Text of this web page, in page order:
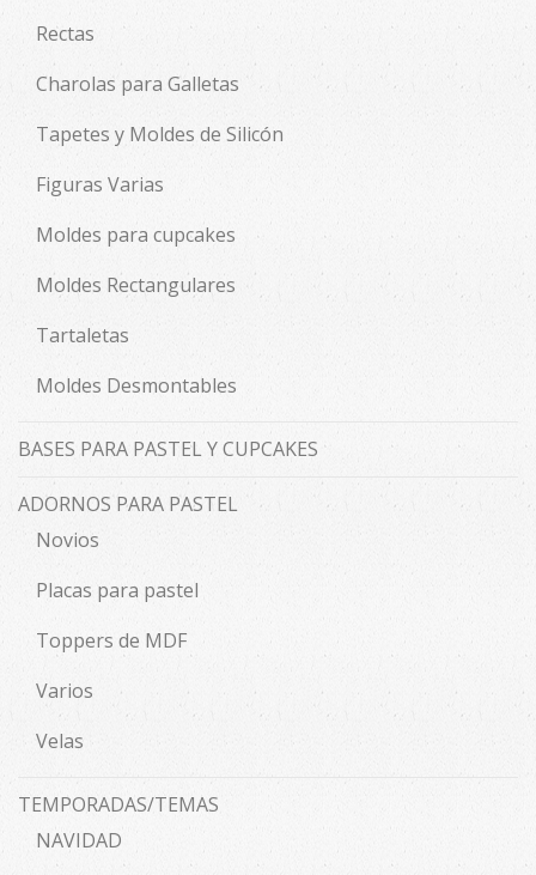
Rectas
Charolas para Galletas
Tapetes y Moldes de Silicón
Figuras Varias
Moldes para cupcakes
Moldes Rectangulares
Tartaletas
Moldes Desmontables
BASES PARA PASTEL Y CUPCAKES
ADORNOS PARA PASTEL
Novios
Placas para pastel
Toppers de MDF
Varios
Velas
TEMPORADAS/TEMAS
NAVIDAD